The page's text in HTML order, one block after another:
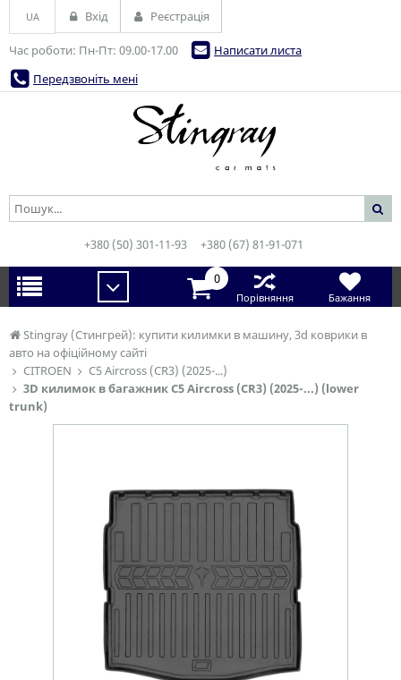
Stingray (Стингрей): купити килимки в машину, 3d коврики в
авто на офіційному сайті
CITROEN
C5 Aircross (CR3) (2025-...)
3D килимок в багажник C5 Aircross (CR3) (2025-...) (lower
trunk)
Час роботи: Пн-Пт: 09.00-17.00
Написати листа
Передзвоніть мені
UA Вхід Реєстрація
+380 (50) 301-11-93 +380 (67) 81-91-071
0
Порівняння Бажання